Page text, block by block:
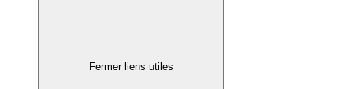
Fermer liens utiles